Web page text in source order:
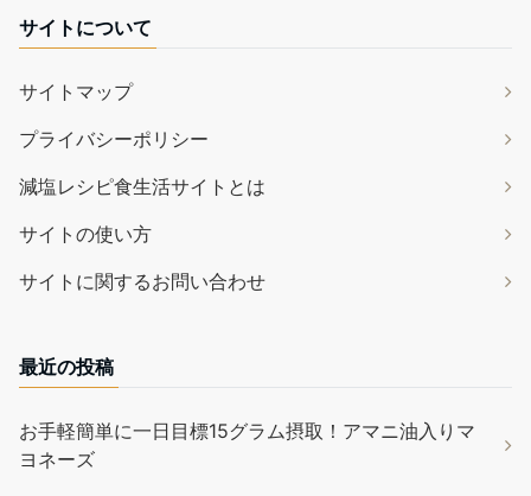
サイトについて
サイトマップ
プライバシーポリシー
減塩レシピ食生活サイトとは
サイトの使い方
サイトに関するお問い合わせ
最近の投稿
お手軽簡単に一日目標15グラム摂取！アマニ油入りマ
ヨネーズ